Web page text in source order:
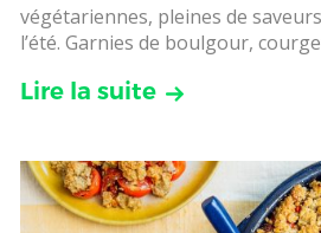
végétariennes, pleines de
l’été. Garnies de boulgour,
Lire la suite